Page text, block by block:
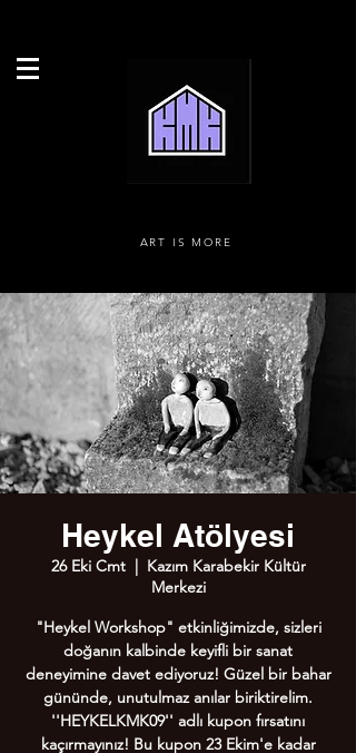
ART IS MORE
Heykel Atölyesi
26 Eki Cmt
  |
Kazım Karabekir Kültür
Merkezi
"Heykel Workshop" etkinliğimizde, sizleri
doğanın kalbinde keyifli bir sanat
deneyimine davet ediyoruz! Güzel bir bahar
gününde, unutulmaz anılar biriktirelim.
''HEYKELKMK09'' adlı kupon fırsatını
kaçırmayınız! Bu kupon 23 Ekim'e kadar